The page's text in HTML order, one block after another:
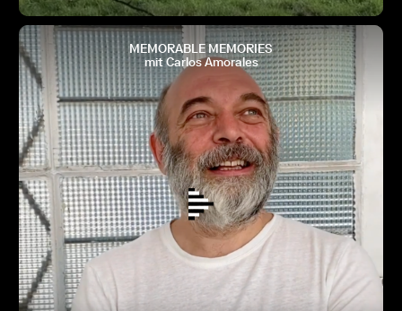
MEMORABLE MEMORIES
mit Carlos Amorales